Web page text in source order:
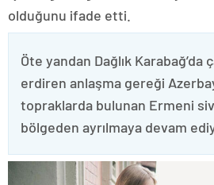
olduğunu ifade etti.
Öte yandan Dağlık Karabağ’da
erdiren anlaşma gereği
topraklarda bulunan Ermeni
bölgeden ayrılmaya devam